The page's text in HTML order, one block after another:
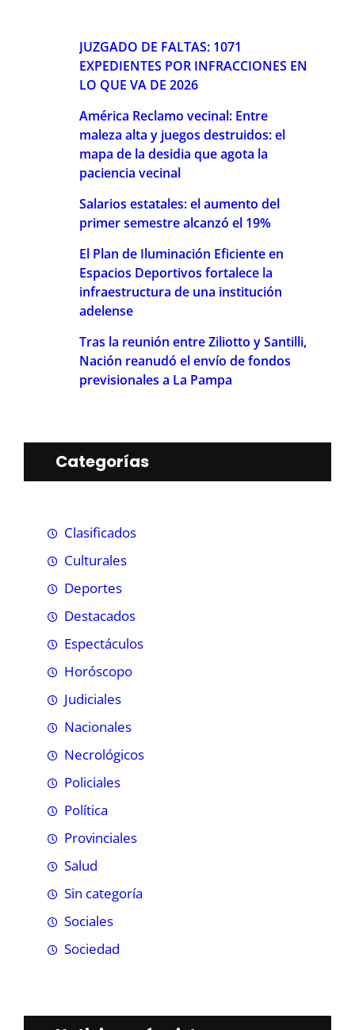
JUZGADO DE FALTAS: 1071
EXPEDIENTES POR INFRACCIONES EN
LO QUE VA DE 2026
América Reclamo vecinal: Entre
maleza alta y juegos destruidos: el
mapa de la desidia que agota la
paciencia vecinal
Salarios estatales: el aumento del
primer semestre alcanzó el 19%
El Plan de Iluminación Eficiente en
Espacios Deportivos fortalece la
infraestructura de una institución
adelense
Tras la reunión entre Ziliotto y Santilli,
Nación reanudó el envío de fondos
previsionales a La Pampa
Categorías
Clasificados
Culturales
Deportes
Destacados
Espectáculos
Horóscopo
Judiciales
Nacionales
Necrológicos
Policiales
Política
Provinciales
Salud
Sin categoría
Sociales
Sociedad